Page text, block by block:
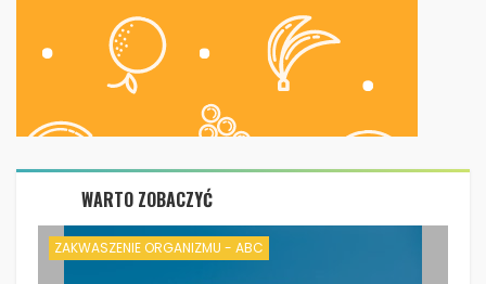
WARTO ZOBACZYĆ
ZAKWASZENIE ORGANIZMU - ABC